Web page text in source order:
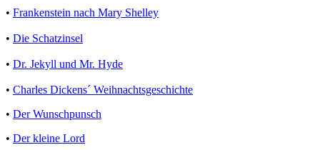
• Frankenstein nach Mary Shelley
• Die Schatzinsel
• Dr. Jekyll und Mr. Hyde
• Charles Dickens´ Weihnachtsgeschichte
• Der Wunschpunsch
• Der kleine Lord